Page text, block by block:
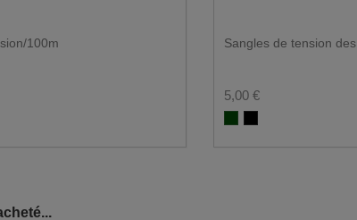
100m
6005
RAL 9005
Sangles de tension
5,00 €
Groen RAL 6005
Zwart RAL 9005